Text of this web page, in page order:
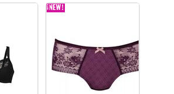
115